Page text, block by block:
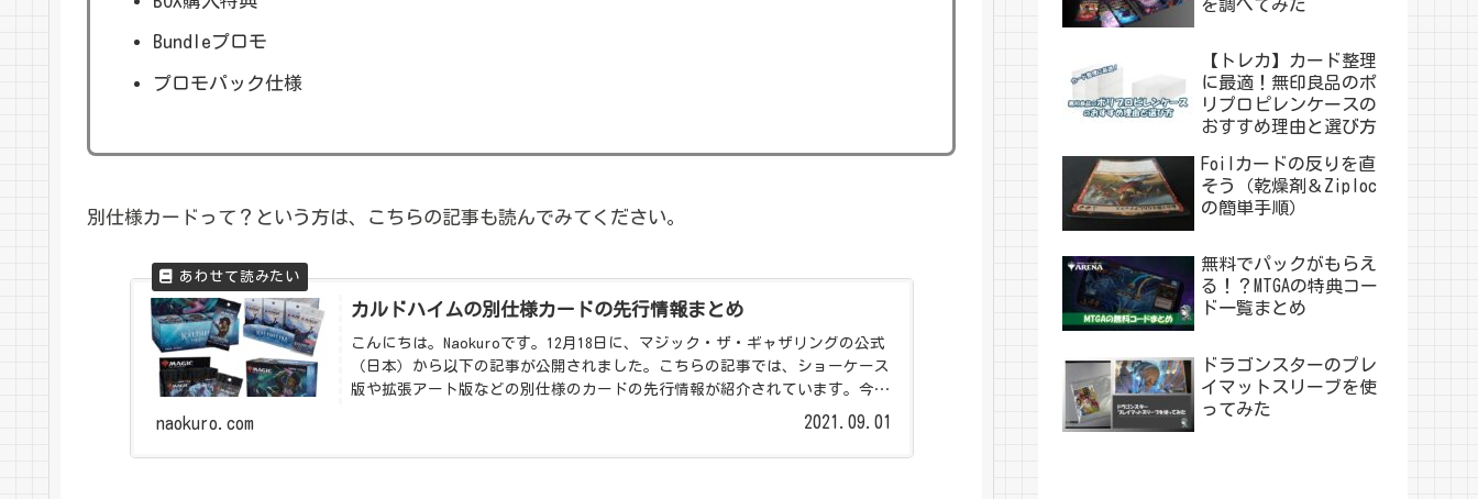
Bundleプロモ
プロモパック仕様
別仕様カードって？という方は、こちらの記事も読んでみてください。
カルドハイムの別仕様カードの先行情報まとめ
こんにちは。Naokuroです。12月18日に、マジック・ザ・ギャザリングの公式
（日本）から以下の記事が公開されました。こちらの記事では、ショーケース
版や拡張アート版などの別仕様のカードの先行情報が紹介されています。今回
naokuro.com 2021.09.01
を調べてみた
【トレカ】カード整理
に最適！無印良品のポ
リプロピレンケースの
おすすめ理由と選び方
Foilカードの反りを直
そう（乾燥剤＆Ziploc
の簡単手順）
無料でパックがもらえ
る！？MTGAの特典コー
ド一覧まとめ
ドラゴンスターのプレ
イマットスリーブを使
ってみた